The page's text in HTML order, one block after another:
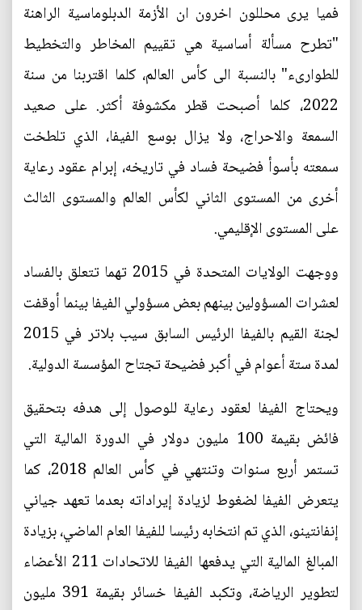
فميا يرى محللون اخرون ان الأزمة الدبلوماسية الراهنة
"تطرح مسألة أساسية هي تقييم المخاطر والتخطيط
للطوارىء" بالنسبة الى كأس العالم، كلما اقتربنا من سنة
2022، كلما أصبحت قطر مكشوفة أكثر. على صعيد
السمعة والاحراج، ولا يزال بوسع الفيفا، الذي تلطخت
سمعته بأسوأ فضيحة فساد في تاريخه، إبرام عقود رعاية
أخرى من المستوى الثاني لكأس العالم والمستوى الثالث
على المستوى الإقليمي.
ووجهت الولايات المتحدة في 2015 تهما تتعلق بالفساد
لعشرات المسؤولين بينهم بعض مسؤولي الفيفا بينما أوقفت
لجنة القيم بالفيفا الرئيس السابق سيب بلاتر في 2015
لمدة ستة أعوام في أكبر فضيحة تجتاح المؤسسة الدولية.
ويحتاج الفيفا لعقود رعاية للوصول إلى هدفه بتحقيق
فائض بقيمة 100 مليون دولار في الدورة المالية التي
تستمر أربع سنوات وتنتهي في كأس العالم 2018، كما
يتعرض الفيفا لضغوط لزيادة إيراداته بعدما تعهد جياني
إنفانتينو، الذي تم انتخابه رئيسا للفيفا العام الماضي، بزيادة
المبالغ المالية التي يدفعها الفيفا للاتحادات 211 الأعضاء
لتطوير الرياضة، وتكبد الفيفا خسائر بقيمة 391 مليون